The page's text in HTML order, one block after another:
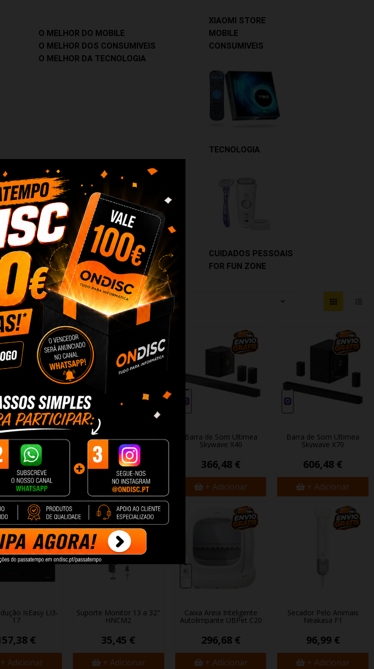
XIAOMI STORE
O MELHOR DO MOBILE
MOBILE
O MELHOR DOS CONSUMIVEIS
CONSUMIVEIS
O MELHOR DA TECNOLOGIA
TECNOLOGIA
DESTAQUES CUIDADOS...
CUIDADOS PESSOAIS
ELETRODOMESTICOS
FOR FUN ZONE
Som Ultimea
D60
€
+ Adicionar
Barra de Som Ultimea
Apollo S70 Ultra
214,48 €
+ Adicionar
Barra de Som Ultimea
Skywave X40
366,48 €
+ Adicionar
Barra de Som Ultimea
Skywave X70
606,48 €
+ Adicionar
IsEasy LI3-
17
€
+ Adicionar
Suporte Monitor 13 a 32"
HNCM2
35,45 €
+ Adicionar
Caixa Areia Inteligente
Autolimpante UBPet C20
296,68 €
+ Adicionar
Secador Pelo Animais
Neakasa F1
96,99 €
+ Adicionar